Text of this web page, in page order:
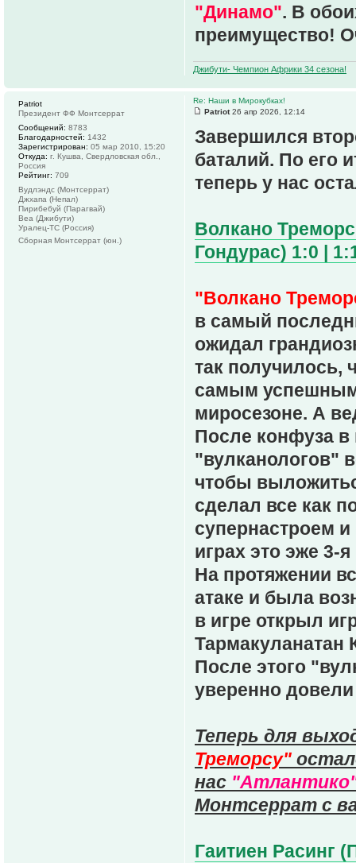
"Динамо". В
преимущество!
Джибути- Чемпион Африки 34 сезона!
Re: Наши в Мирокубках!
Patriot26 апр 2026, 12:14
Завершился
баталий. По его
теперь у нас
Волкано
Гондурас) 1:0 |
"Волкано
в самый
ожидал
так получилось,
самым успешным
миросезоне. А
После конфуза в
"вулканологов"
чтобы
сделал все как
супернастроем
играх это эже 3-
На протяжении
атаке и была
в игре открыл
После этого
уверенно
Теперь для
Треморсу"
нас
Монтсеррат с
Гаитиен Расинг
Patriot
Президент ФФ Монтсеррат
Сообщений: 8783
Благодарностей: 1432
Зарегистрирован: 05 мар 2010, 15:20
Откуда: г. Кушва, Свердловская обл.,
Россия
Рейтинг: 709
Вудлэндс (Монтсеррат)
Джхапа (Непал)
Пирибебуй (Парагвай)
Веа (Джибути)
Уралец-ТС (Россия)
Сборная Монтсеррат (юн.)